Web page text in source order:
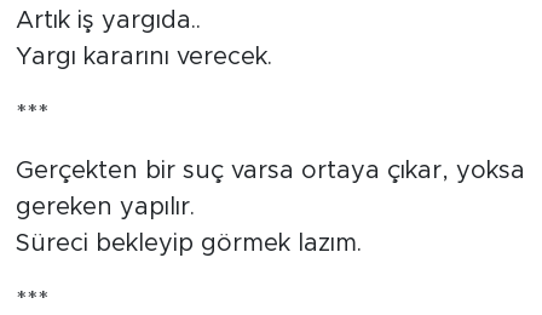
Artık iş yargıda..
Yargı kararını verecek.
***
Gerçekten bir suç varsa ortaya çıkar, yoksa
gereken yapılır.
Süreci bekleyip görmek lazım.
***